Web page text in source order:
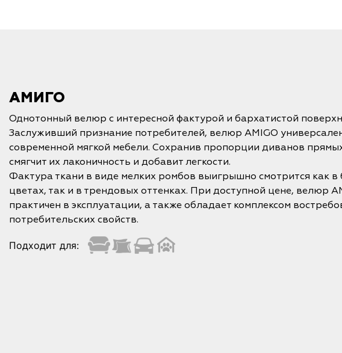
АМИГО
Однотонный велюр с интересной фактурой и бархатистой
Заслуживший признание потребителей, велюр AMIGO
современной мягкой мебели. Сохранив пропорции диванов
смягчит их лаконичность и добавит легкости.
Фактура ткани в виде мелких ромбов выигрышно смотрится как в
цветах, так и в трендовых оттенках. При доступной цене, велюр
практичен в эксплуатации, а также обладает комплексом
потребительских свойств.
Подходит для: